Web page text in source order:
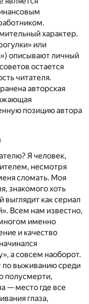
характер.
или
описывают личный
остается
читателя.
авторская
позицию автора
Я человек,
несмотря
сломать. Моя
знакомого хоть
выглядит как сериал
Всем нам известно,
именно
и качество
а совсем наоборот.
по выживанию среди
полусмерти,
— место где все
глаза,